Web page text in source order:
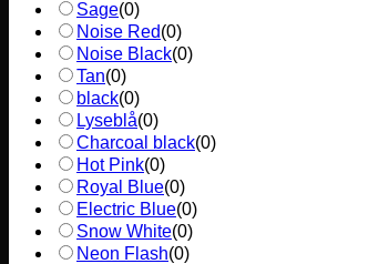
Sage(0)
Noise Red(0)
Noise Black(0)
Tan(0)
black(0)
Lyseblå(0)
Charcoal black(0)
Hot Pink(0)
Royal Blue(0)
Electric Blue(0)
Snow White(0)
Neon Flash(0)